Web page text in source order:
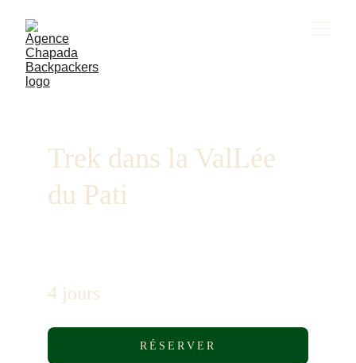
Trek dans la ValLée
du Pati
4 jours
RÉSERVER